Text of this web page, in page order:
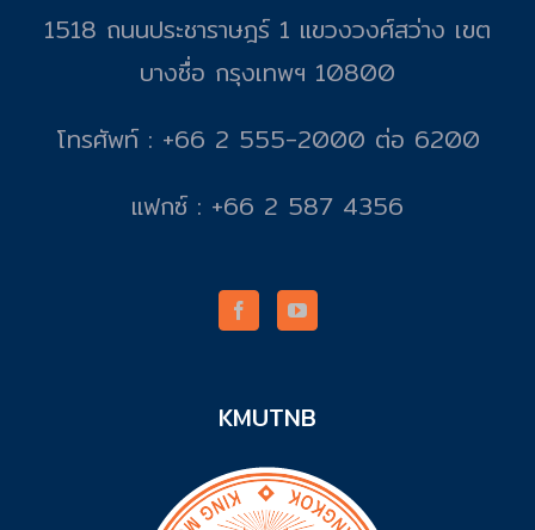
1518 ถนนประชาราษฎร์ 1 แขวงวงศ์สว่าง เขต
บางซื่อ กรุงเทพฯ 10800
โทรศัพท์ : +66 2 555-2000 ต่อ 6200
แฟกซ์ : +66 2 587 4356
KMUTNB